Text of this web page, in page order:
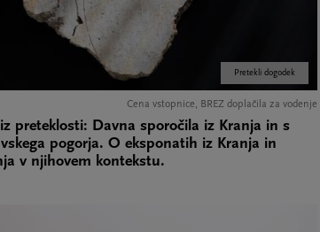
Pretekli dogodek
Cena vstopnice, BREZ doplačila za vodenje
preteklosti: Davna sporočila iz Kranja in s
pogorja. O eksponatih iz Kranja in
v njihovem kontekstu.